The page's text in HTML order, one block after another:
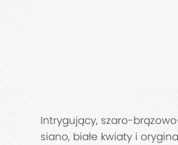
Intrygujący, szaro-
siano, białe kwiaty i